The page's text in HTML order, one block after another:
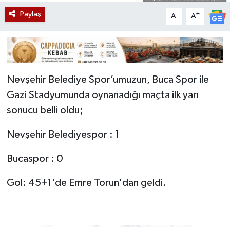
Paylaş A- A+
Nevşehir Belediye Spor’umuzun, Buca Spor ile
Gazi Stadyumunda oynanadığı maçta ilk yarı
sonucu belli oldu;
Nevşehir Belediyespor : 1
Bucaspor : 0
Gol: 45+1'de Emre Torun'dan geldi.